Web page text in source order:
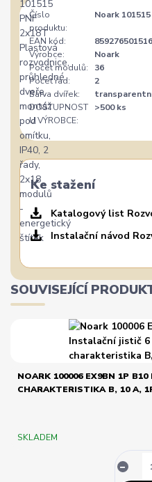
Číslo
produktu:
Noark 101515
EAN kód:
Výrobce:
Noark
Počet modulů:
36
Počet řad:
2
Barva dvířek:
DOSTUPNOST
U VÝROBCE:
>500 ks
Ke stažení
Katalogový list
Instalační návod
SOUVISEJÍCÍ
NOARK 100006 EX9BN 1P
CHARAKTERISTIKA B, 10 A,
SKLADEM